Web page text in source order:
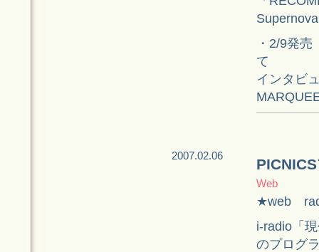
・2/9発
て
インタビ
2007.02.06
Web
★web
i-radio「
のプログ